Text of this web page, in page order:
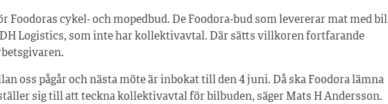
Foodoras cykel- och mopedbud. De Foodora-bud som levererar mat med bil
Logistics, som inte har kollektivavtal. Där sätts villkoren fortfarande
oss pågår och nästa möte är inbokat till den 4 juni. Då ska Foodora lämna
sig till att teckna kollektivavtal för bilbuden, säger Mats H Andersson.